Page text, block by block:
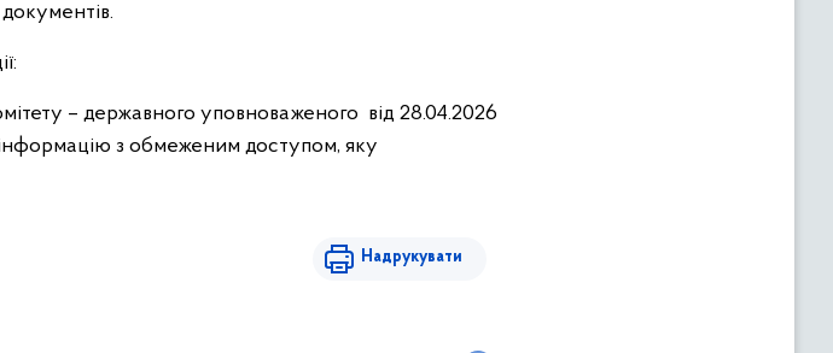
– державного уповноваженого від 28.04.2026
з обмеженим доступом, яку
Надрукувати